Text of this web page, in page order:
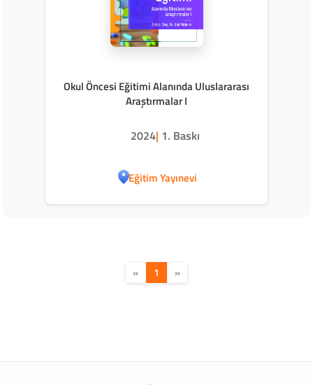
Okul Öncesi Eğitimi Alanında Uluslararası
Araştırmalar I
2024| 1. Baskı
Eğitim Yayınevi
« 1 »